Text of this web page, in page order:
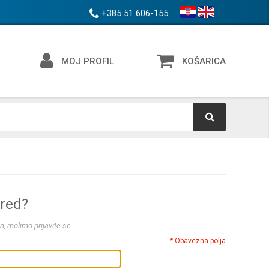
+385 51 606-155
MOJ PROFIL KOŠARICA
molimo prijavite se.
* Obavezna polja